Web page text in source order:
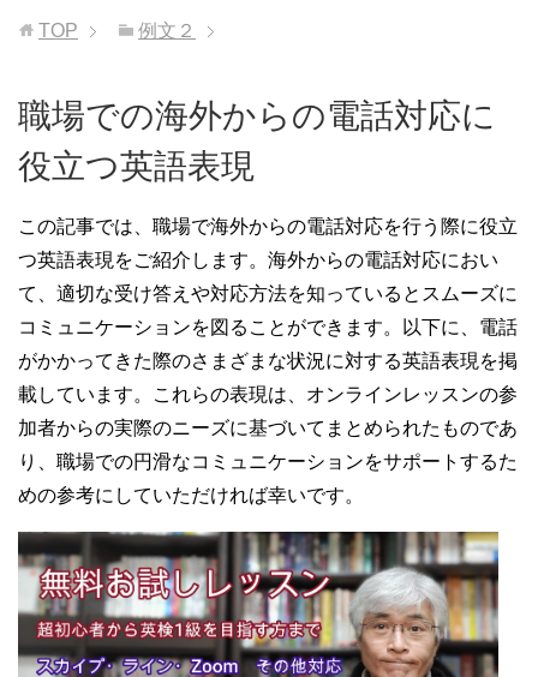
TOP 例文２
職場での海外からの電話対応に
役立つ英語表現
この記事では、職場で海外からの電話対応を行う際に役立
つ英語表現をご紹介します。海外からの電話対応におい
て、適切な受け答えや対応方法を知っているとスムーズに
コミュニケーションを図ることができます。以下に、電話
がかかってきた際のさまざまな状況に対する英語表現を掲
載しています。これらの表現は、オンラインレッスンの参
加者からの実際のニーズに基づいてまとめられたものであ
り、職場での円滑なコミュニケーションをサポートするた
めの参考にしていただければ幸いです。